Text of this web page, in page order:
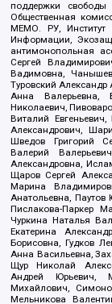
поддержки свободы
Общественная
МЕМО. РУ, Институт
Информации,
антимонопольная
Сергей
Вадимовна,
Туровский Александр
Анна Валерьевна,
Николаевич,
Виталий
Александрович,
Шведов Григорий
Валерий
Александровна,
Щаров Сергей
Марина
Анатольевна,
Пислакова-Паркер
Чуркина Наталья
Екатерина
Борисовна, Гудков
Анна Васильевна,
Щур Николай
Андрей Юрьевич,
Михайлович,
Мельникова